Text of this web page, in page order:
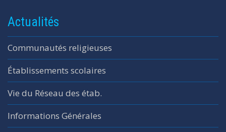
Actualités
Communautés religieuses
Établissements scolaires
Vie du Réseau des étab.
Informations Générales